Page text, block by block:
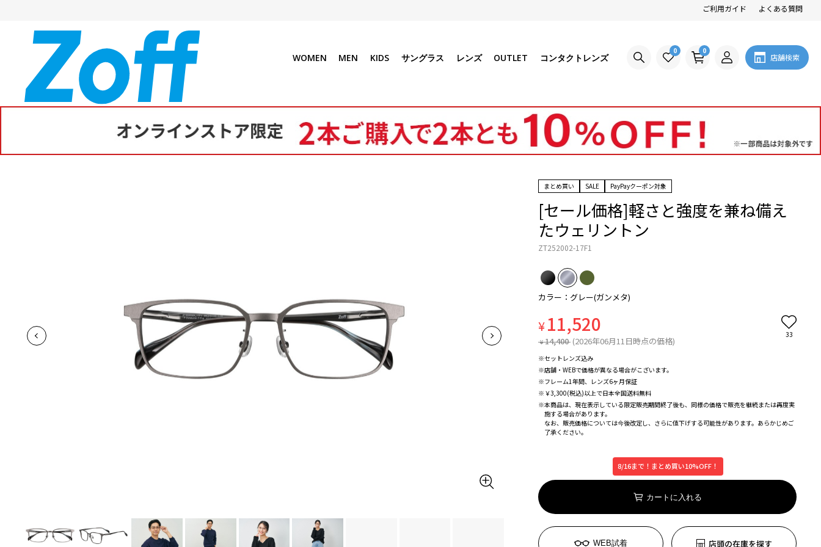
ご利用ガイド よくある質問
WOMEN MEN KIDS サングラス レンズ OUTLET コンタクトレンズ
0 0
店舗検索
まとめ買い SALE PayPayクーポン対象
[セール価格]軽さと強度を兼ね備え
たウェリントン
ZT252002-17F1
カラー：グレー(ガンメタ)
¥11,520
¥ 14,400 (2026年06月11日時点の価格)
33
※セットレンズ込み
※店舗・WEBで価格が異なる場合がこざいます。
※フレーム1年間、レンズ6ヶ月保証
※￥3,300(税込)以上で日本全国送料無料
※本商品は、現在表示している限定販売期間終了後も、同様の価格で販売を継続または再度実
施する場合があります。
なお、販売価格については今後改定し、さらに値下げする可能性があります。あらかじめご
了承ください。
8/16まで！まとめ買い10%OFF！
カートに入れる
WEB試着 店頭の在庫を探す